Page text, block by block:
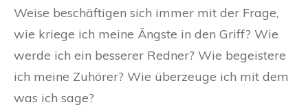
Weise beschäftigen sich immer mit der Frage,
wie kriege ich meine Ängste in den Griff? Wie
werde ich ein besserer Redner? Wie begeistere
ich meine Zuhörer? Wie überzeuge ich mit dem
was ich sage?